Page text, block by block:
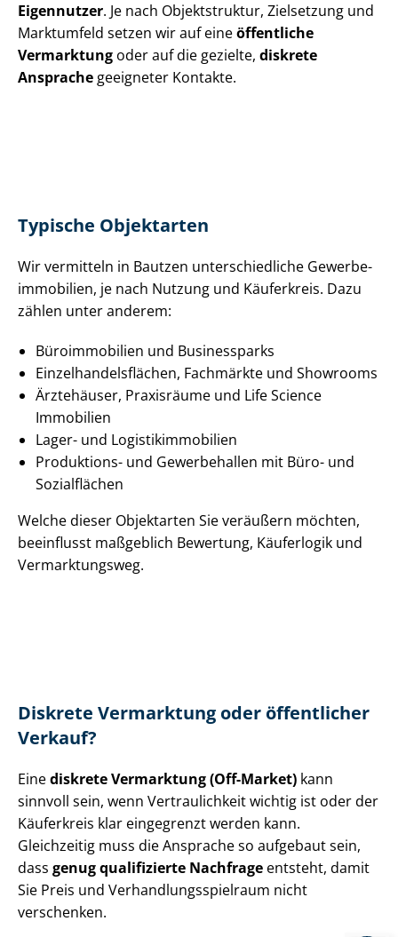
Eigennutzer. Je nach Objektstruktur, Zielsetzung und
Marktumfeld setzen wir auf eineöffentliche
Vermarktung oder auf die gezielte, diskrete
Ansprachegeeigneter Kontakte.
Typische Objektarten
Wir vermitteln in Bautzen un­ter­schied­li­che Ge­wer­be­
im­mo­bi­li­en, je nach Nutzung und Käuferkreis. Dazu
zählen unter anderem:
Büroimmobilien und Businessparks
Ein­zel­han­dels­flä­chen, Fachmärkte und Showrooms
Ärztehäuser, Praxisräume und Life Science
Immobilien
Lager- und Lo­gis­tik­im­mo­bi­li­en
Produktions- und Gewerbehallen mit Büro- und
Sozialflächen
Welche dieser Objektarten Sie veräußern möchten,
beeinflusst maßgeblich Bewertung, Käuferlogik und
Vermarktungsweg.
Diskrete Vermarktung oder öffentlicher
Verkauf?
Einediskrete Vermarktung (Off-Market) kann
sinnvoll sein, wenn Vertraulichkeit wichtig ist oder der
Käuferkreis klar eingegrenzt werden kann.
Gleichzeitig muss die Ansprache so aufgebaut sein,
dass genug qualifizierte Nachfrage entsteht, damit
Sie Preis und Ver­hand­lungs­spiel­raum nicht
verschenken.